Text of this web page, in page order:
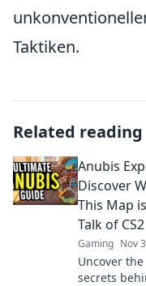
Taktiken.
Related reading
Anubis
Discover
This Map
Talk of CS2
Gaming Nov
Uncover the
secrets